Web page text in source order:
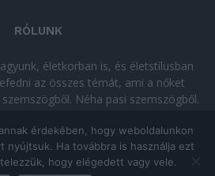
RÓLUNK
életkorban is, és életstílusban
az összes témát, ami a nőket
Néha pasi szemszögből.
vágysz!
érdekében, hogy weboldalunkon
nyújtsuk. Ha továbbra is használja ezt
hogy elégedett vagy vele.